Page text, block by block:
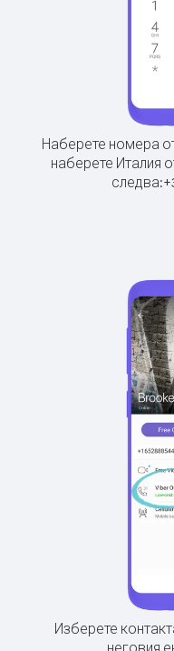
Наберете номера
наберете Италия
следва:+
Изберете
неговия